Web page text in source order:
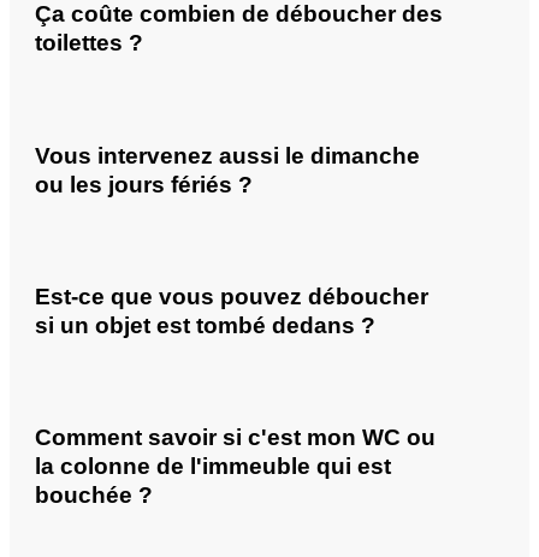
Ça coûte combien de déboucher des
toilettes ?
Vous intervenez aussi le dimanche
ou les jours fériés ?
Est-ce que vous pouvez déboucher
si un objet est tombé dedans ?
Comment savoir si c'est mon WC ou
la colonne de l'immeuble qui est
bouchée ?